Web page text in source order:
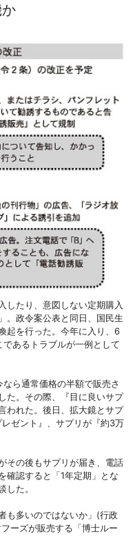
たり、意図しない定期購入
。政令案公表と同日、国民生
起を行った。今年に入り、6
あるトラブルが一例として
ら通常価格の半額で販売さ
た。その際、『目に良いサプ
われた。後日、拡大鏡とサプ
ゼント』、サプリが『約3万
その後もサプリが届き、電話
確認すると「1年定期」とな
した。
も多いのではないか」(行政
ーズが販売する「博士ルー